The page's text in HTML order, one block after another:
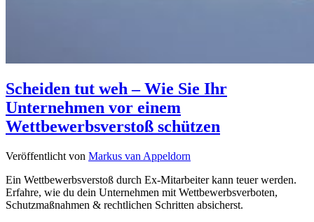
Scheiden tut weh – Wie Sie Ihr
Unternehmen vor einem
Wettbewerbsverstoß schützen
Veröffentlicht von Markus van Appeldorn
Ein Wettbewerbsverstoß durch Ex-Mitarbeiter kann teuer werden.
Erfahre, wie du dein Unternehmen mit Wettbewerbsverboten,
Schutzmaßnahmen & rechtlichen Schritten absicherst.